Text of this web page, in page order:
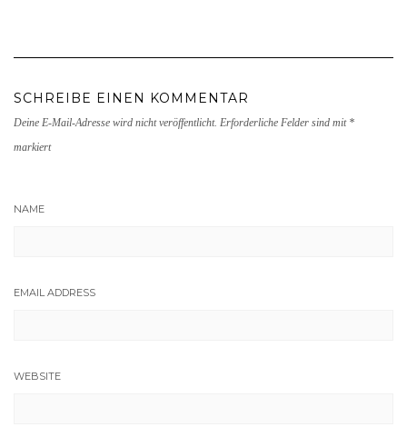
SCHREIBE EINEN KOMMENTAR
Deine E-Mail-Adresse wird nicht veröffentlicht. Erforderliche Felder sind mit *
markiert
NAME
EMAIL ADDRESS
WEBSITE